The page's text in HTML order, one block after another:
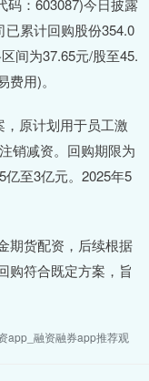
：603087)今日披露
已累计回购股份354.0
间为37.65元/股至45.
用)。
原计划用于员工激
销减资。回购期限为
亿至3亿元。2025年5
期货配资，后续根据
购符合既定方案，旨
app_融资融券app推荐观